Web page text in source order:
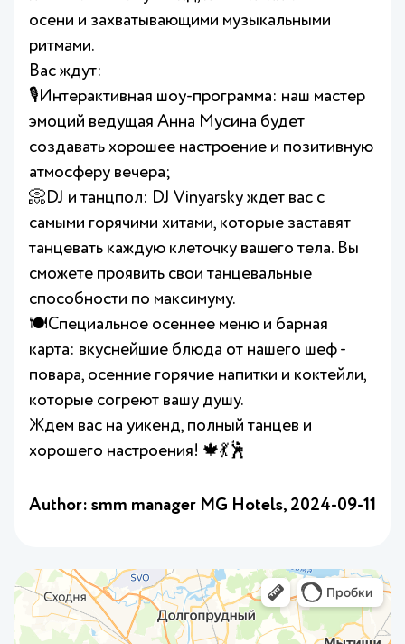
осени и захватывающими музыкальными
ритмами.
Вас ждут:
🎙Интерактивная шоу-программа: наш мастер
эмоций ведущая Анна Мусина будет
создавать хорошее настроение и позитивную
атмосферу вечера;
📀DJ и танцпол: DJ Vinyarsky ждет вас с
самыми горячими хитами, которые заставят
танцевать каждую клеточку вашего тела. Вы
сможете проявить свои танцевальные
способности по максимуму.
🍽Специальное осеннее меню и барная
карта: вкуснейшие блюда от нашего шеф -
повара, осенние горячие напитки и коктейли,
которые согреют вашу душу.
Ждем вас на уикенд, полный танцев и
хорошего настроения! 🍁💃🕺
Author: smm manager MG Hotels, 2024-09-11